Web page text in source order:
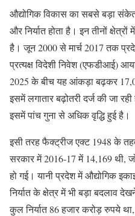
औद्योगिक विकास का सबसे बड़ा
और निर्यात होता है। इन तीनों
है। जून 2000 से मार्च 2017 तक
प्रत्यक्ष विदेशी निवेश (एफडीआई)
2025 के बीच यह आंकड़ा बढ़कर
इसमें लगातार बढ़ोतरी दर्ज की जा
इसमें पांच गुना से अधिक वृद्धि हुई है।
इसी तरह फैक्ट्रीज एक्ट 1948 के
सरकार में 2016-17 में 14,169 थी,
हो गई। यानी प्रदेश में औद्योगिक
निर्यात के क्षेत्र में भी बड़ा बदलाव
कुल निर्यात 86 हजार करोड़ रुपये